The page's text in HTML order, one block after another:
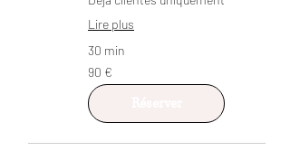
Lire plus
30 min
90
euros
90 €